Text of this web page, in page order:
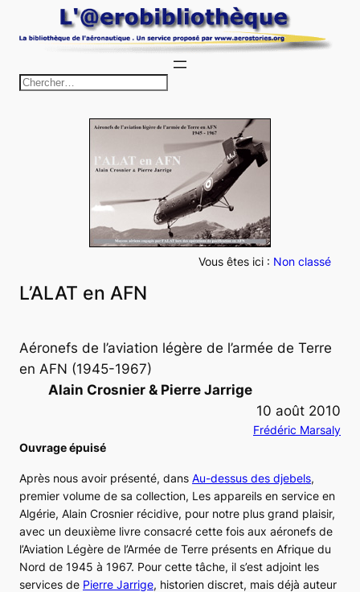
au
c
h
e
r
c
h
e
Vous êtes ici : Non classé
L’ALAT en AFN
Aéronefs de l’aviation légère de l’armée de Terre
en AFN (1945-1967)
Alain Crosnier & Pierre Jarrige
10 août 2010
Frédéric Marsaly
Ouvrage épuisé
Après nous avoir présenté, dans Au-dessus des djebels,
premier volume de sa collection, Les appareils en service en
Algérie, Alain Crosnier récidive, pour notre plus grand plaisir,
avec un deuxième livre consacré cette fois aux aéronefs de
l’Aviation Légère de l’Armée de Terre présents en Afrique du
Nord de 1945 à 1967. Pour cette tâche, il s’est adjoint les
services de Pierre Jarrige, historien discret, mais déjà auteur